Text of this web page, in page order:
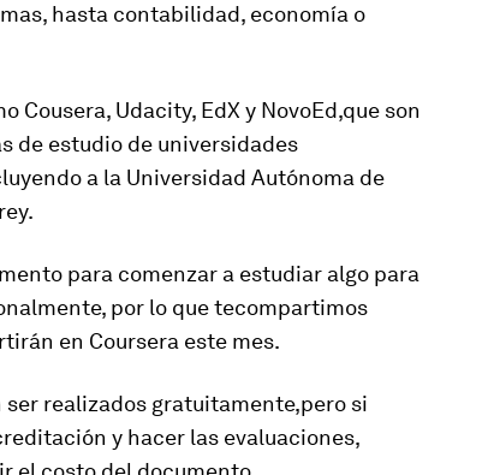
hasta contabilidad, economía o
Cousera, Udacity, EdX y NovoEd,que son
de estudio de universidades
a la Universidad Autónoma de
para comenzar a estudiar algo para
, por lo que tecompartimos
en Coursera este mes.
ser realizados gratuitamente,pero si
y hacer las evaluaciones,